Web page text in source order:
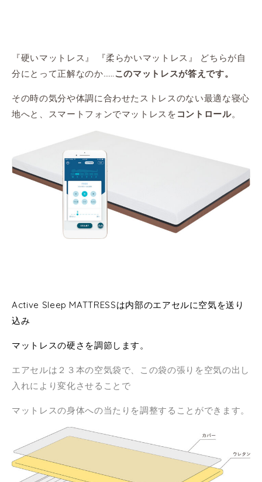
『硬いマットレス』 『柔らかいマットレス』 どちらが自
分にとって正解なのか……このマットレスが答えです。
その時の気分や体調に合わせたストレスのない最適な寝心
地へと、スマートフォンでマットレスを コントロール。
Active Sleep MATTRESSは内部のエアセルに空気を送り
込み
マットレスの硬さを調節します。
エアセルは２３本の空気袋で、この袋の張りを空気の出し
入れにより変化させることで
マットレスの身体への当たりを調整することができます。